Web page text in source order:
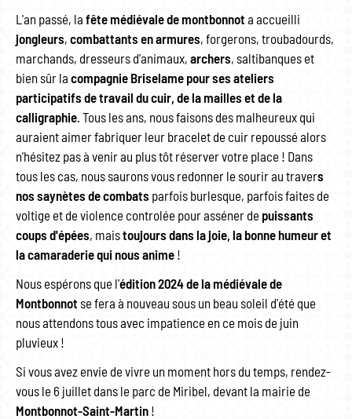
L'an passé, la fête médiévale de montbonnot a accueilli
jongleurs, combattants en armures, forgerons, troubadourds,
marchands, dresseurs d'animaux, archers, saltibanques et
bien sûr la compagnie Briselame pour ses ateliers
participatifs de travail du cuir, de la mailles et de la
calligraphie. Tous les ans, nous faisons des malheureux qui
auraient aimer fabriquer leur bracelet de cuir repoussé alors
n'hésitez pas à venir au plus tôt réserver votre place ! Dans
tous les cas, nous saurons vous redonner le sourir au travers
nos saynètes de combats parfois burlesque, parfois faites de
voltige et de violence controlée pour asséner de puissants
coups d'épées, maistoujours dans la joie, la bonne humeur et
la camaraderie qui nous anime !
Nous espérons que l'édition 2024 de la médiévale de
Montbonnot se fera à nouveau sous un beau soleil d'été que
nous attendons tous avec impatience en ce mois de juin
pluvieux !
Si vous avez envie de vivre un moment hors du temps, rendez-
vous le 6 juillet dans le parc de Miribel, devant la mairie de
Montbonnot-Saint-Martin !